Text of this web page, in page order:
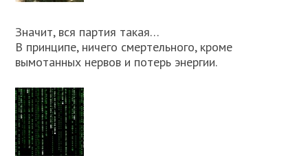
Значит, вся партия такая…
В принципе, ничего смертельного, кроме
вымотанных нервов и потерь энергии.